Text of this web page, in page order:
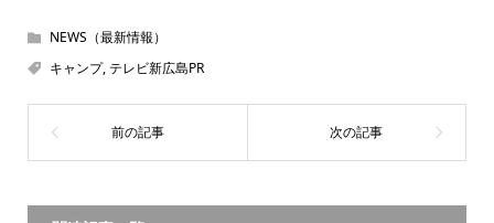
NEWS（最新情報）
キャンプ,テレビ新広島PR